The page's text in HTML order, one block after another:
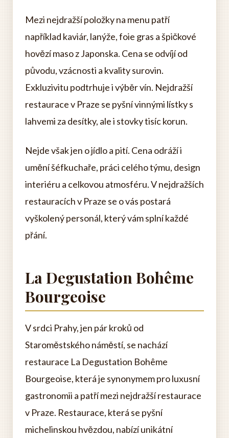
Mezi nejdražší položky na menu patří
například kaviár, lanýže, foie gras a špičkové
hovězí maso z Japonska. Cena se odvíjí od
původu, vzácnosti a kvality surovin.
Exkluzivitu podtrhuje i výběr vín. Nejdražší
restaurace v Praze se pyšní vinnými lístky s
lahvemi za desítky, ale i stovky tisíc korun.
Nejde však jen o jídlo a pití. Cena odráží i
umění šéfkuchaře, práci celého týmu, design
interiéru a celkovou atmosféru. V nejdražších
restauracích v Praze se o vás postará
vyškolený personál, který vám splní každé
přání.
La Degustation Bohême
Bourgeoise
V srdci Prahy, jen pár kroků od
Staroměstského náměstí, se nachází
restaurace La Degustation Bohême
Bourgeoise, která je synonymem pro luxusní
gastronomii a patří mezi nejdražší restaurace
v Praze. Restaurace, která se pyšní
michelinskou hvězdou, nabízí unikátní